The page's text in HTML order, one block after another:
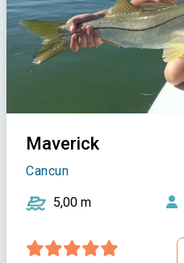
Maverick
Cancun
5,00 m